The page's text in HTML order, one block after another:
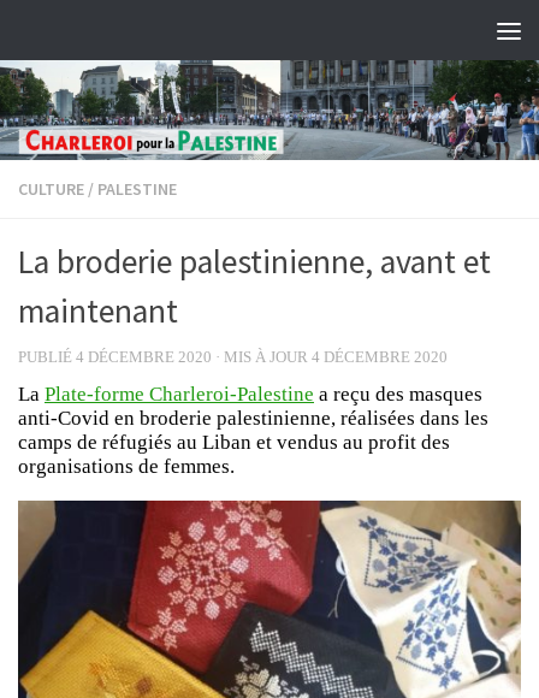
CULTURE / PALESTINE
La broderie palestinienne, avant et
maintenant
PUBLIÉ 4 DÉCEMBRE 2020 · MIS À JOUR 4 DÉCEMBRE 2020
La Plate-forme Charleroi-Palestine a reçu des masques
anti-Covid en broderie palestinienne, réalisées dans les
camps de réfugiés au Liban et vendus au profit des
organisations de femmes.